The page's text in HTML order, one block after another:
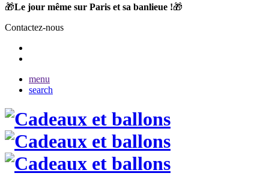
🎁Le jour même sur Paris et sa banlieue !🎁
Contactez-nous
menu
search